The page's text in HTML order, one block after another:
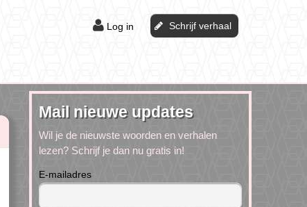
Log in Schrijf verhaal
Mail nieuwe updates
Wil je de nieuwste woorden en verhalen
lezen? Schrijf je dan nu gratis in!
E-mailadres